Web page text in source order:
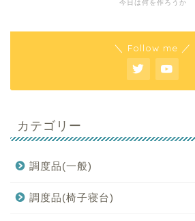
今日は何を作ろうか
＼ Follow me ／
カテゴリー
調度品(一般)
調度品(椅子寝台)